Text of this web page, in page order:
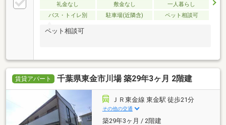
礼金なし 敷金なし
一人暮らし
バス・トイレ別
駐車場(近隣含) ペット相談可
ペット相談可
賃貸アパート 千葉県東金市川場 築29年3ヶ月 2階建
ＪＲ東金線 東金駅 徒歩21分
その他の交通
築29年3ヶ月 / 2階建